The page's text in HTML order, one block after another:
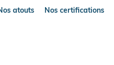
atouts Nos certifications